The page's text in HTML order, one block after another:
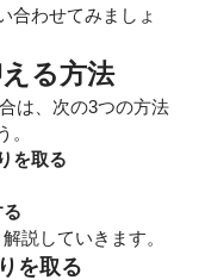
合わせてみましょ
る方法
は、次の3つの方法
。
を取る
説していきます。
を取る